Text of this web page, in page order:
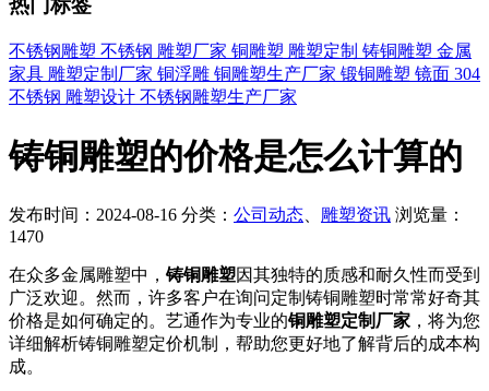
热门标签
不锈钢雕塑 不锈钢 雕塑厂家 铜雕塑 雕塑定制 铸铜雕塑 金属
家具 雕塑定制厂家 铜浮雕 铜雕塑生产厂家 锻铜雕塑 镜面 304
不锈钢 雕塑设计 不锈钢雕塑生产厂家
铸铜雕塑的价格是怎么计算的
发布时间：2024-08-16 分类： 公司动态 雕塑资讯 浏览量：
1470
在众多金属雕塑中， 铸铜雕塑因其独特的质感和耐久性而受到
广泛欢迎。然而，许多客户在询问定制铸铜雕塑时常常好奇其
价格是如何确定的。艺通作为专业的铜雕塑定制厂家 ，将为您
详细解析铸铜雕塑定价机制，帮助您更好地了解背后的成本构
成。